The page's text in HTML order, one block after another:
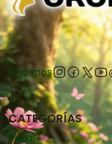
Síguenos
CATEGORÍAS
Facial